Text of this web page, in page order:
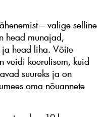
– valige selline
head munajad,
ja head liha. Võite
veidi keerulisem, kuid
suureks ja on
oma nõuannete